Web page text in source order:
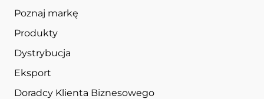
Poznaj markę
Produkty
Dystrybucja
Eksport
Doradcy Klienta Biznesowego